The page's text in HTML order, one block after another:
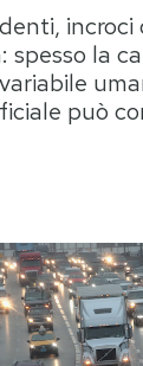
Ok
spesso la
può